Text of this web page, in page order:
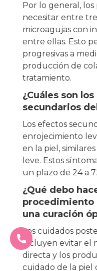
Por lo general,
necesitar entre
microagujas con
entre ellas. Esto
progresivas a
producción de
tratamiento.
¿Cuáles son
secundarios
Los efectos
enrojecimiento
en la piel,
leve. Estos
un plazo de 24 a
¿Qué debo
procedimiento
una curación
Los cuidados
incluyen evitar el
directa y los
cuidado de la piel